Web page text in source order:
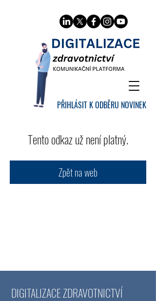
PŘIHLÁSIT K ODBĚRU NOVINEK
Tento odkaz už není platný.
Zpět na web
DIGITALIZACE ZDRAVOTNICTVÍ